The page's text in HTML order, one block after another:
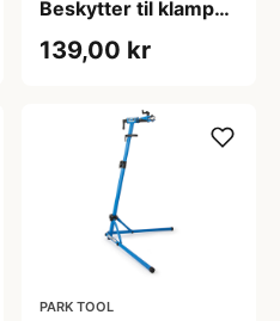
Beskytter til klampe
139,00 kr
PARK TOOL